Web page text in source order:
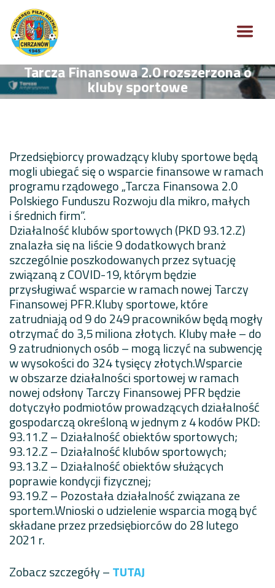
Tarcza Finansowa 2.0 rozszerzona o
kluby sportowe
Przedsiębiorcy prowadzący kluby sportowe będą
mogli ubiegać się o wsparcie finansowe w ramach
programu rządowego „Tarcza Finansowa 2.0
Polskiego Funduszu Rozwoju dla mikro, małych
i średnich firm”.
Działalność klubów sportowych (PKD 93.12.Z)
znalazła się na liście 9 dodatkowych branż
szczególnie poszkodowanych przez sytuację
związaną z COVID-19, którym będzie
przysługiwać wsparcie w ramach nowej Tarczy
Finansowej PFR.Kluby sportowe, które
zatrudniają od 9 do 249 pracowników będą mogły
otrzymać do 3,5 miliona złotych. Kluby małe – do
9 zatrudnionych osób – mogą liczyć na subwencję
w wysokości do 324 tysięcy złotych.Wsparcie
w obszarze działalności sportowej w ramach
nowej odsłony Tarczy Finansowej PFR będzie
dotyczyło podmiotów prowadzących działalność
gospodarczą określoną w jednym z 4 kodów PKD:
93.11.Z – Działalność obiektów sportowych;
93.12.Z – Działalność klubów sportowych;
93.13.Z – Działalność obiektów służących
poprawie kondycji fizycznej;
93.19.Z – Pozostała działalność związana ze
sportem.Wnioski o udzielenie wsparcia mogą być
składane przez przedsiębiorców do 28 lutego
2021 r.
Zobacz szczegóły –TUTAJ